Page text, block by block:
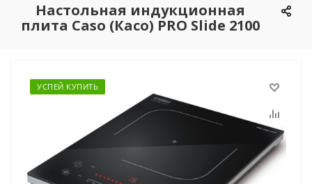
Настольная индукционная
плита Caso (Касо) PRO Slide 2100
УСПЕЙ КУПИТЬ